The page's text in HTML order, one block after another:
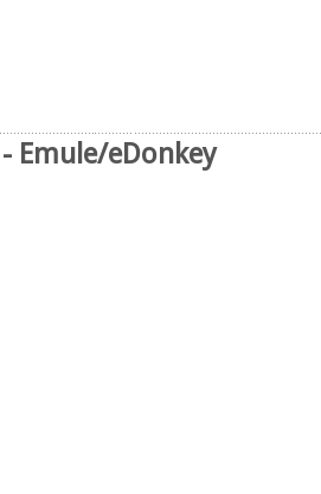
Emule/eDonkey